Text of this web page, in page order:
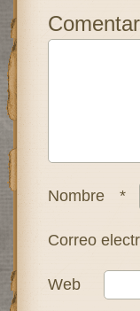
Nombre *
Correo
Web